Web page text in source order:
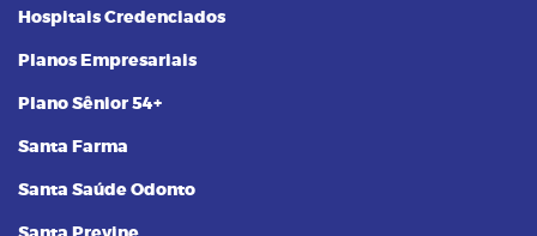
Hospitais Credenciados
Planos Empresariais
Plano Sênior 54+
Santa Farma
Santa Saúde Odonto